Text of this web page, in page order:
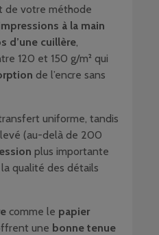
de votre méthode
à la main
d’une cuillère,
120 et 150 g/m² qui
de l’encre sans
uniforme, tandis
(au-delà de 200
plus importante
qualité des détails
comme le papier
une bonne tenue